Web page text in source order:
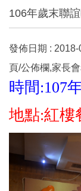
106年歲末聯
發佈日期 : 2018-
頁/公佈欄,家長
時間:107
地點:紅樓